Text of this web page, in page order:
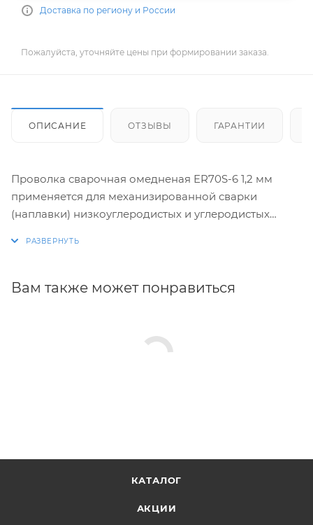
Доставка по региону и России
Пожалуйста, уточняйте цены при формировании заказа.
ОПИСАНИЕ ОТЗЫВЫ ГАРАНТИИ
Проволка сварочная омедненая ER70S-6 1,2 мм
применяется для механизированной сварки
(наплавки) низкоуглеродистых и углеродистых
Вам также может понравиться
КАТАЛОГ
АКЦИИ